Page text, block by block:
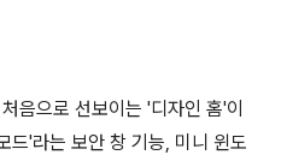
음으로 선보이는 '디자인 홈'이
드'라는 보안 창 기능, 미니 윈도